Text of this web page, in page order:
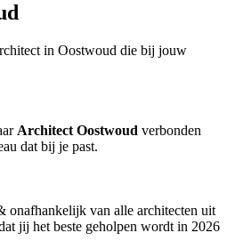
in Oostwoud die bij jouw
Architect Oostwoud verbonden
dat bij je past.
onafhankelijk van alle architecten uit
jij het beste geholpen wordt in 2026